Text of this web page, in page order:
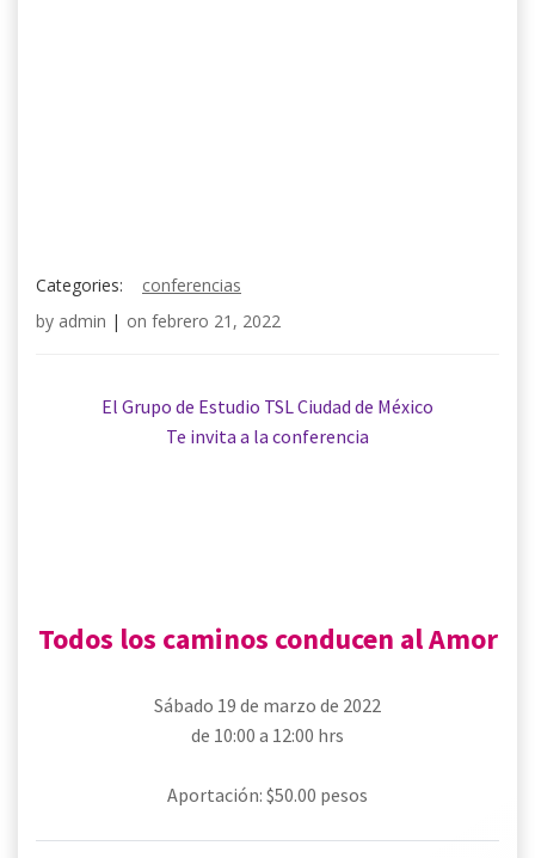
Categories:
conferencias
by admin | on febrero 21, 2022
El Grupo de Estudio TSL Ciudad de México
Te invita a la conferencia
Todos los caminos conducen al Amor
Sábado 19 de marzo de 2022
de 10:00 a 12:00 hrs
Aportación: $50.00 pesos